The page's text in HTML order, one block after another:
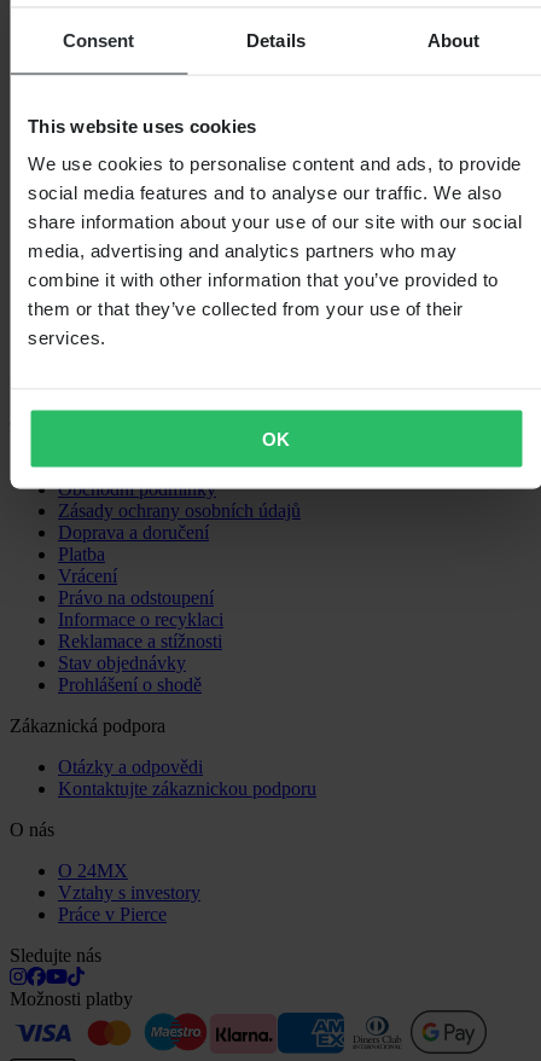
Consent Details About
This website uses cookies
We use cookies to personalise content and ads, to provide
social media features and to analyse our traffic. We also
share information about your use of our site with our social
media, advertising and analytics partners who may
combine it with other information that you’ve provided to
them or that they’ve collected from your use of their
services.
OK
6
0
2
0
0
Obchodní podmínky
Zásady ochrany osobních údajů
Doprava a doručení
Platba
Vrácení
Právo na odstoupení
Informace o recyklaci
Reklamace a stížnosti
Stav objednávky
Prohlášení o shodě
Zákaznická podpora
Otázky a odpovědi
Kontaktujte zákaznickou podporu
O nás
O 24MX
Vztahy s investory
Práce v Pierce
Sledujte nás
Možnosti platby